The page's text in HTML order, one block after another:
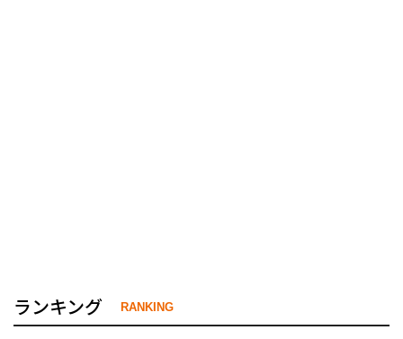
ランキング RANKING